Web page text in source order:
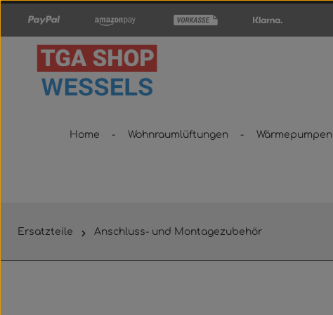
Hauptinhalt springen
Zur Hauptnavigation springen
Home Wohnraumlüftungen Wärmepumpen
Ersatzteile Anschluss- und Montagezubehör